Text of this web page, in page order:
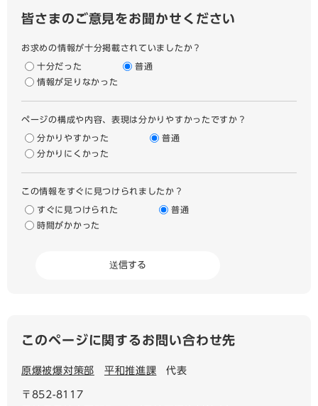
皆さまのご意見をお聞かせください
お求めの情報が十分掲載されていましたか？
十分だった
普通
情報が足りなかった
ページの構成や内容、表現は分かりやすかったですか？
分かりやすかった
普通
分かりにくかった
この情報をすぐに見つけられましたか？
すぐに見つけられた
普通
時間がかかった
このページに関するお問い合わせ先
原爆被爆対策部 平和推進課 代表
〒852-8117